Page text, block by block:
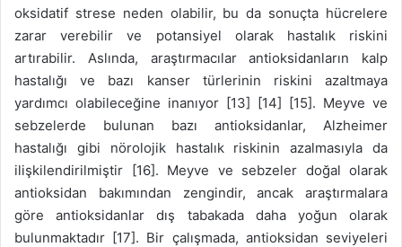
oksidatif strese neden olabilir, bu da sonuçta hücrelere
zarar verebilir ve potansiyel olarak hastalık riskini
artırabilir. Aslında, araştırmacılar antioksidanların kalp
hastalığı ve bazı kanser türlerinin riskini azaltmaya
yardımcı olabileceğine inanıyor [13] [14] [15]. Meyve ve
sebzelerde bulunan bazı antioksidanlar, Alzheimer
hastalığı gibi nörolojik hastalık riskinin azalmasıyla da
ilişkilendirilmiştir [16]. Meyve ve sebzeler doğal olarak
antioksidan bakımından zengindir, ancak araştırmalara
göre antioksidanlar dış tabakada daha yoğun olarak
bulunmaktadır [17]. Bir çalışmada, antioksidan seviyeleri